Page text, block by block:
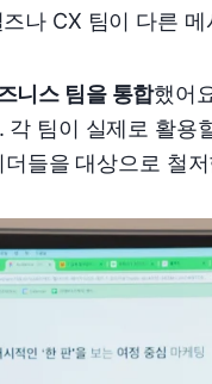
나 CX 팀이 다른
니스 팀을 통합했어
팀이 실제로 활
들을 대상으로 철